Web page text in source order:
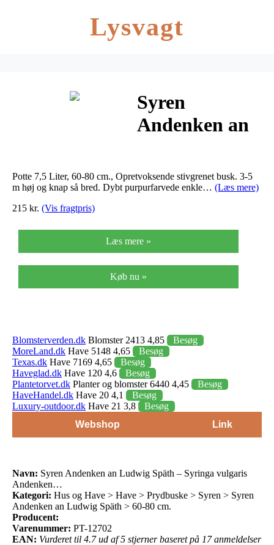
Lysvagt
Syren
Andenken an
– Syringa
vulgaris
Potte 7,5 Liter, 60-80 cm., Opretvoksende stivgrenet busk. 3-5
m høj og knap så bred. Dybt purpurfarvede enkle… (Læs mere)
215 kr. (Vis fragtpris)
Læs mere »
Køb nu »
Blomsterverden.dk Blomster 2413 4,85
Besøg
MoreLand.dk Have 5148 4,65
Besøg
Texas.dk Have 7169 4,65
Besøg
Haveglad.dk Have 120 4,6
Besøg
Plantetorvet.dk Planter og blomster 6440 4,45
Besøg
HaveHandel.dk Have 20 4,1
Besøg
Luxury-outdoor.dk Have 21 3,8
Besøg
Webshop
Link
Navn: Syren Andenken an Ludwig Späth – Syringa vulgaris
Andenken…
Kategori: Hus og Have > Have > Prydbuske > Syren > Syren
Andenken an Ludwig Späth > 60-80 cm.
Producent:
Varenummer: PT-12702
EAN: Vurderet til 4.7 ud af 5 stjerner baseret på 17 anmeldelser